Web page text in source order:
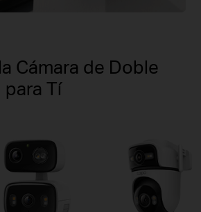
Cámara de Doble
Tí